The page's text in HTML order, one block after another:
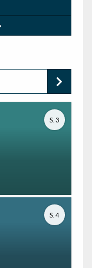
S. 3
S. 4